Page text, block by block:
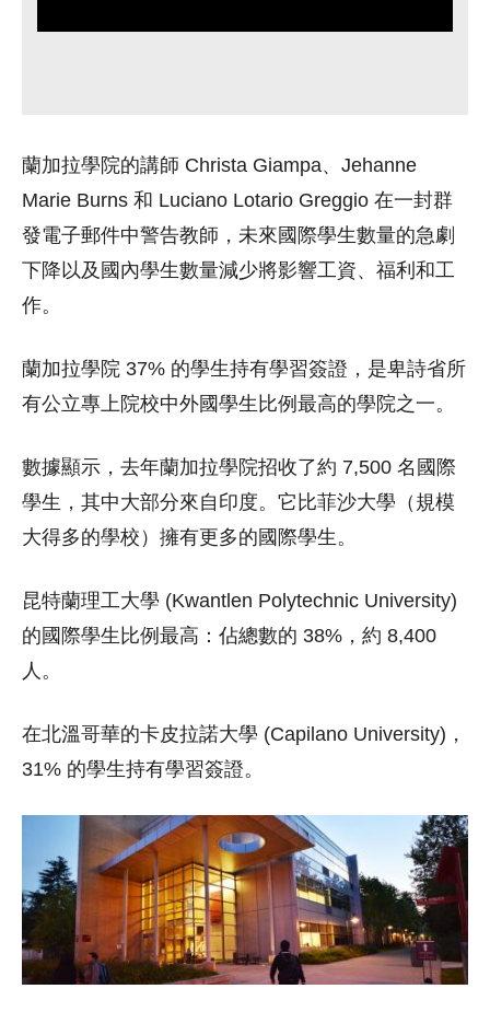
蘭加拉學院的講師 Christa Giampa、Jehanne
Marie Burns 和 Luciano Lotario Greggio 在一封群
發電子郵件中警告教師，未來國際學生數量的急劇
下降以及國內學生數量減少將影響工資、福利和工
作。
蘭加拉學院 37% 的學生持有學習簽證，是卑詩省所
有公立專上院校中外國學生比例最高的學院之一。
數據顯示，去年蘭加拉學院招收了約 7,500 名國際
學生，其中大部分來自印度。它比菲沙大學（規模
大得多的學校）擁有更多的國際學生。
昆特蘭理工大學 (Kwantlen Polytechnic University)
的國際學生比例最高：佔總數的 38%，約 8,400
人。
在北溫哥華的卡皮拉諾大學 (Capilano University)，
31% 的學生持有學習簽證。